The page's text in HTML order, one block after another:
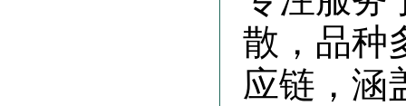
散，品种
应链，涵